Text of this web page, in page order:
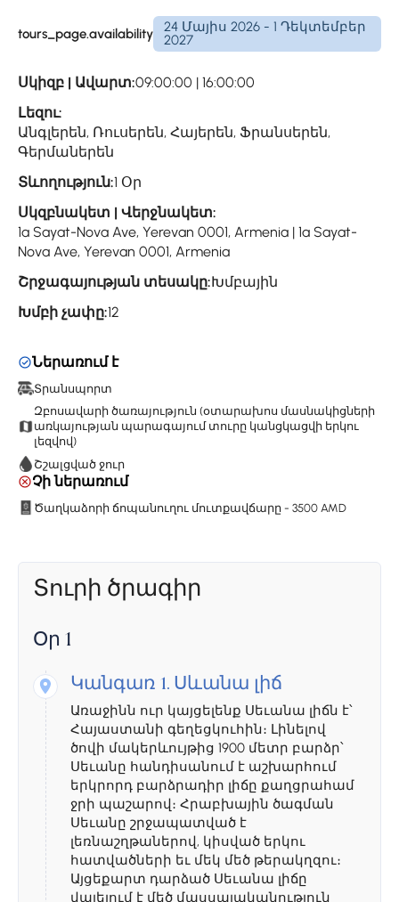
tours_page.availability
24 Մայիս 2026 - 1 Դեկտեմբեր
2027
Սկիզբ | Ավարտ:09:00:00 | 16:00:00
Լեզու:
Անգլերեն, Ռուսերեն, Հայերեն, Ֆրանսերեն,
Գերմաներեն
Տևողություն:1 Օր
Սկզբնակետ | Վերջնակետ:
1a Sayat-Nova Ave, Yerevan 0001, Armenia | 1a Sayat-
Nova Ave, Yerevan 0001, Armenia
Շրջագայության տեսակը:Խմբային
Խմբի չափը:12
Ներառում է
Տրանսպորտ
Զբոսավարի ծառայություն (օտարախոս մասնակիցների
առկայության պարագայում տուրը կանցկացվի երկու
լեզվով)
Շշալցված ջուր
Չի ներառում
Ծաղկաձորի ճոպանուղու մուտքավճարը - 3500 AMD
Տուրի ծրագիր
Օր 1
Կանգառ 1. Սևանա լիճ
Առաջինն ուր կայցելենք Սեւանա լիճն է՝
Հայաստանի գեղեցկուհին։ Լինելով
ծովի մակերևույթից 1900 մետր բարձր՝
Սեւանը հանդիսանում է աշխարհում
երկրորդ բարձրադիր լիճը քաղցրահամ
ջրի պաշարով։ Հրաբխային ծագման
Սեւանը շրջապատված է
լեռնաշղթաներով, կիսված երկու
հատվածների եւ մեկ մեծ թերակղզու։
Այցեքարտ դարձած Սեւանա լիճը
վայելում է մեծ մասսայականություն